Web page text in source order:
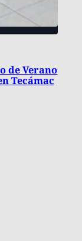
de Verano
Tecámac